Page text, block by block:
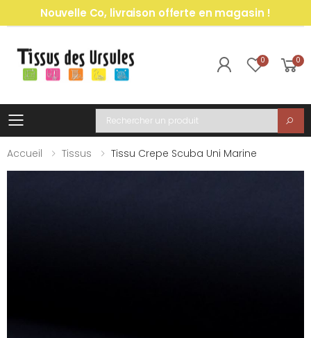
Nouvelle Co, livraison offerte en magasin !
0 0
Toggle mobile menu
Recherche
Accueil
Tissus Tissu Crepe Scuba Uni Marine